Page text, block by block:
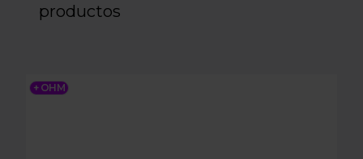
productos
+ OHM
LOST VAPE URSA V2 - REPLACEMENT POD x3